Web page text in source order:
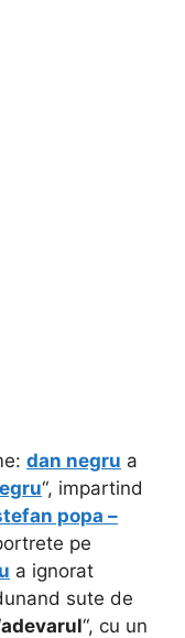
dan negru a
“, impartind
popa –
pe
a ignorat
sute de
adevarul“, cu un